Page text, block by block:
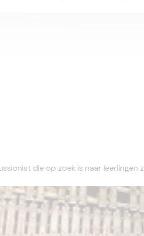
die op zoek is naar leerlingen